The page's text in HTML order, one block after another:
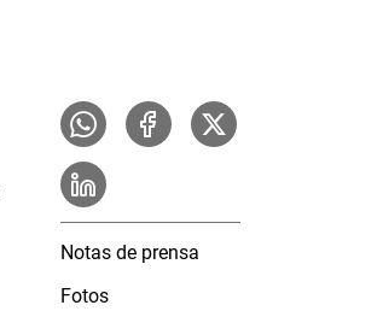
Notas de prensa
Fotos